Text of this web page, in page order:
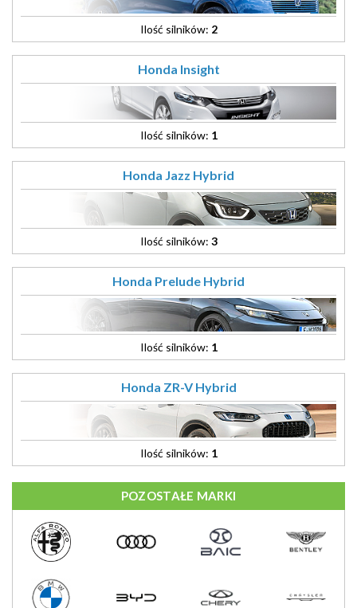
Ilość silników: 2
Honda Insight
Ilość silników: 1
Honda Jazz Hybrid
Ilość silników: 3
Honda Prelude Hybrid
Ilość silników: 1
Honda ZR-V Hybrid
Ilość silników: 1
POZOSTAŁE MARKI